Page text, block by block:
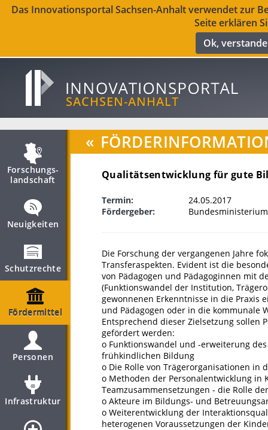
Das Innovationsportal Sachsen-Anhalt verwendet zur
Seite erklären
Ok,
Forschungs­
landschaft
Neuigkeiten
Schutzrechte
Fördermittel
Personen
Infrastruktur
«
Qualitätsentwicklung für gute
Termin:
24.05.2017
Fördergeber:
Die Forschung der vergangenen Jahre
Transferaspekten. Evident ist die
von Pädagogen und Pädagoginnen mit
(Funktionswandel der Institution,
gewonnenen Erkenntnisse in die Praxis
und Pädagogen oder in die kommunale
Entsprechend dieser Zielsetzung sollen
gefördert werden:
o Funktionswandel und -erweiterung
frühkindlichen Bildung
o Die Rolle von Trägerorganisationen in
o Methoden der Personalentwicklung in
Teamzusammensetzungen - die Rolle
o Akteure im Bildungs- und
o Weiterentwicklung der
heterogenen Voraussetzungen der